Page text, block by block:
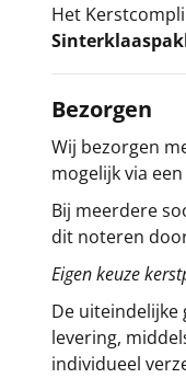
Het
Bezorgen
Wij bezorgen
mogelijk via
Bij meerdere
dit noteren
Eigen keuze
De uiteindelijke
levering,
individueel